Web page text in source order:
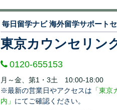
毎日留学ナビ 海外留学サポート
東京カウンセリン
0120-655153
月～金、第1・3土 10:00-18:00
※最新の営業日やアクセスは 「東
内」 にてご確認ください。